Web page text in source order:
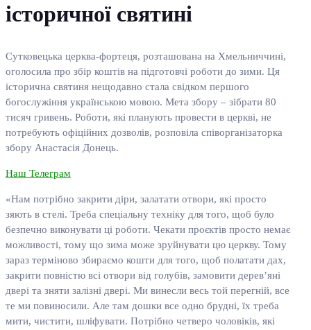
історичної святині
Сутковецька церква-фортеця, розташована на Хмельниччині,
оголосила про збір коштів на підготовчі роботи до зими. Ця
історична святиня нещодавно стала свідком першого
богослужіння українською мовою. Мета збору – зібрати 80
тисяч гривень. Роботи, які планують провести в церкві, не
потребують офіційних дозволів, розповіла співорганізаторка
збору Анастасія Донець.
Наш Телеграм
«Нам потрібно закрити діри, залатати отвори, які просто
зяють в стелі. Треба спеціальну техніку для того, щоб було
безпечно виконувати ці роботи. Чекати проєктів просто немає
можливості, тому що зима може зруйнувати цю церкву. Тому
зараз терміново збираємо кошти для того, щоб полатати дах,
закрити повністю всі отвори від голубів, замовити дерев’яні
двері та зняти залізні двері. Ми винесли весь той перегній, все
те ми повиносили. Але там дошки все одно брудні, їх треба
мити, чистити, шліфувати. Потрібно четверо чоловіків, які